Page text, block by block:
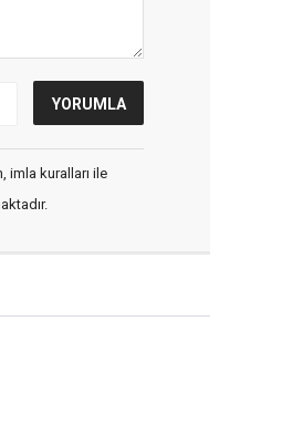
imla kuralları ile